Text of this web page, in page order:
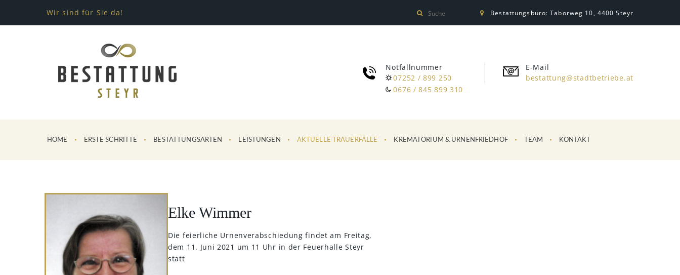
Wir sind für Sie da! Bestattungsbüro: Taborweg 10, 4400 Steyr
Notfallnummer
07252 / 899 250
0676 / 845 899 310
E-Mail
bestattung@stadtbetriebe.at
HOME ERSTE SCHRITTE BESTATTUNGSARTEN LEISTUNGEN AKTUELLE TRAUERFÄLLE KREMATORIUM & URNENFRIEDHOF TEAM KONTAKT
Elke Wimmer
Die feierliche Urnenverabschiedung findet am Freitag,
dem 11. Juni 2021 um 11 Uhr in der Feuerhalle Steyr
statt